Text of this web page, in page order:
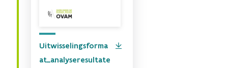
Uitwisselingsforma
at_analyseresultate